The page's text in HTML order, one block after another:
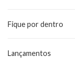
Fique por dentro
Lançamentos